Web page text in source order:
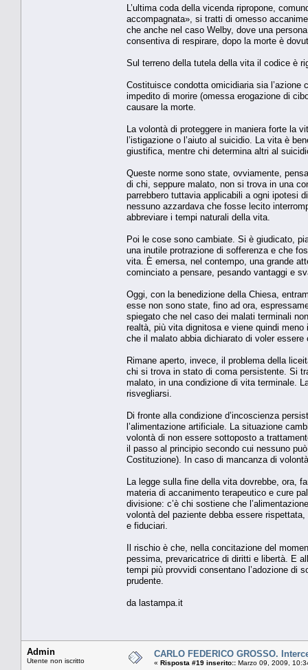
L’ultima coda della vicenda ripropone,
accompagnata», si tratti di omesso
che anche nel caso Welby, dove una
consentiva di respirare, dopo la morte è
Sul terreno della tutela della vita il codice è
Costituisce condotta omicidiaria sia l’azione
impedito di morire (omessa erogazione di
causare la morte.
La volontà di proteggere in maniera forte la
l’istigazione o l’aiuto al suicidio. La vita è
giustifica, mentre chi determina altri al
Queste norme sono state, ovviamente,
di chi, seppure malato, non si trova in una
parrebbero tuttavia applicabili a ogni ipotesi
nessuno azzardava che fosse lecito
abbreviare i tempi naturali della vita.
Poi le cose sono cambiate. Si è giudicato,
una inutile protrazione di sofferenza e che
vita. È emersa, nel contempo, una grande
cominciato a pensare, pesando vantaggi e
Oggi, con la benedizione della Chiesa,
esse non sono state, fino ad ora,
spiegato che nel caso dei malati terminali
realtà, più vita dignitosa e viene quindi
che il malato abbia dichiarato di voler essere
Rimane aperto, invece, il problema della
chi si trova in stato di coma persistente. Si
malato, in una condizione di vita terminale.
risvegliarsi.
Di fronte alla condizione d’incoscienza
l’alimentazione artificiale. La situazione
volontà di non essere sottoposto a
il passo al principio secondo cui nessuno
Costituzione). In caso di mancanza di
La legge sulla fine della vita dovrebbe, ora,
materia di accanimento terapeutico e cure
divisione: c’è chi sostiene che
volontà del paziente debba essere
e fiduciari.
Il rischio è che, nella concitazione del
pessima, prevaricatrice di diritti e libertà. E
tempi più provvidi consentano l’adozione di
prudente.
da lastampa.it
Admin
Utente non iscritto
CARLO FEDERICO GROSSO.
« Risposta #19 inserito:: Marzo 09, 2009,